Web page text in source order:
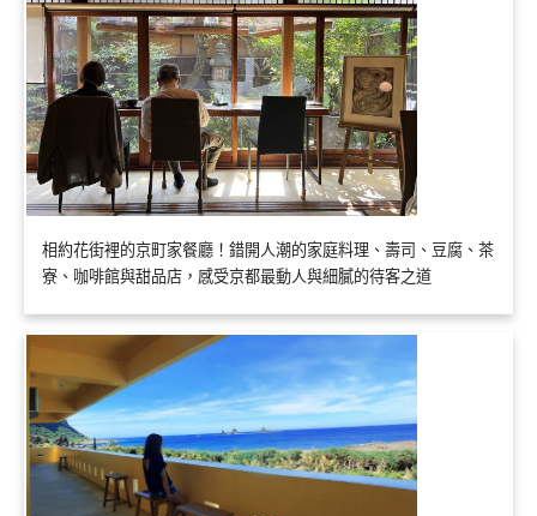
相約花街裡的京町家餐廳！錯開人潮的家庭料理、壽司、豆腐、茶
寮、咖啡館與甜品店，感受京都最動人與細膩的待客之道